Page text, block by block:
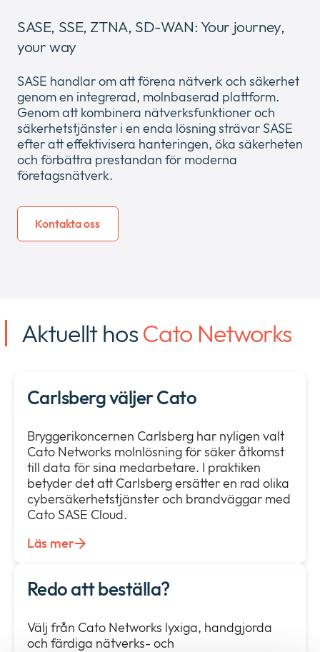
menu
SASE, SSE, ZTNA, SD-WAN: Your journey,
your way
SASE handlar om att förena nätverk och säkerhet
genom en integrerad, molnbaserad plattform.
Genom att kombinera nätverksfunktioner och
säkerhetstjänster i en enda lösning strävar SASE
efter att effektivisera hanteringen, öka säkerheten
och förbättra prestandan för moderna
företagsnätverk.
Kontakta oss
Aktuellt hosCato Networks
Carlsberg väljer Cato
Bryggerikoncernen Carlsberg har nyligen valt
Cato Networks molnlösning för säker åtkomst
till data för sina medarbetare. I praktiken
betyder det att Carlsberg ersätter en rad olika
cybersäkerhetstjänster och brandväggar med
Cato SASE Cloud.
Läs mer
Redo att beställa?
Välj från Cato Networks lyxiga, handgjorda
och färdiga nätverks- och